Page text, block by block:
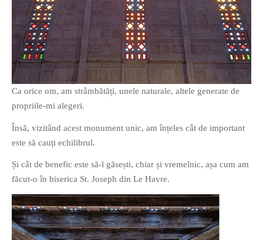
Ca orice om, am strâmbătăți, unele naturale, altele generate de
propriile-mi alegeri.
Însă, vizitând acest monument unic, am înțeles cât de important
este să cauți echilibrul.
Și cât de benefic este să-l găsești, chiar și vremelnic, așa cum am
făcut-o în biserica St. Joseph din Le Havre.